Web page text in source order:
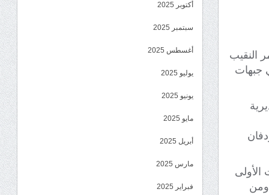
النقيب
جبهات
الأولى
أكتوبر 2025
سبتمبر 2025
أغسطس 2025
يوليو 2025
يونيو 2025
مايو 2025
أبريل 2025
مارس 2025
فبراير 2025